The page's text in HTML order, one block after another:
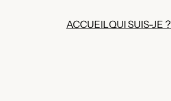
ACCUEILQUI SUIS-JE ?